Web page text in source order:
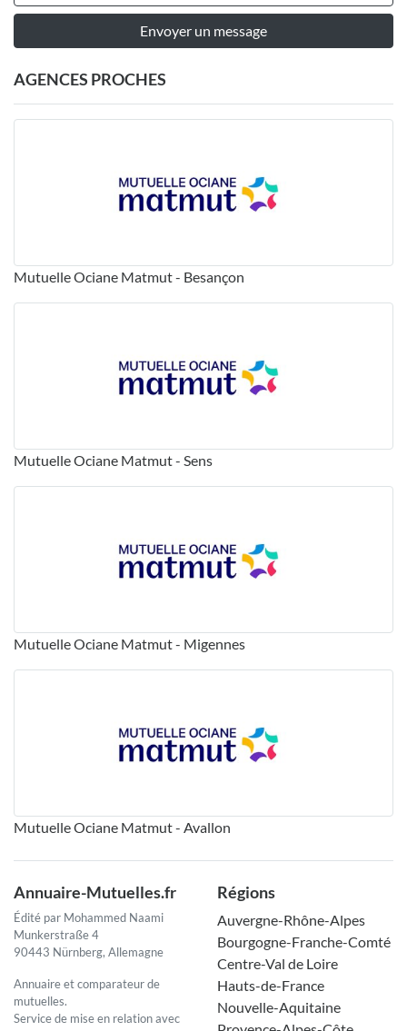
Envoyer un message
AGENCES PROCHES
Mutuelle Ociane Matmut - Besançon
Mutuelle Ociane Matmut - Sens
Mutuelle Ociane Matmut - Migennes
Mutuelle Ociane Matmut - Avallon
Annuaire-Mutuelles.fr
Édité par Mohammed Naami
Munkerstraße 4
90443 Nürnberg, Allemagne
Annuaire et comparateur de
mutuelles.
Service de mise en relation avec
Régions
Auvergne-Rhône-Alpes
Bourgogne-Franche-Comté
Centre-Val de Loire
Hauts-de-France
Nouvelle-Aquitaine